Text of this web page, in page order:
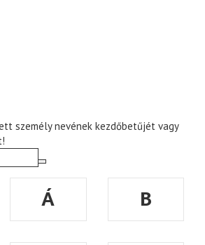
személy nevének kezdőbetűjét vagy
Á
B